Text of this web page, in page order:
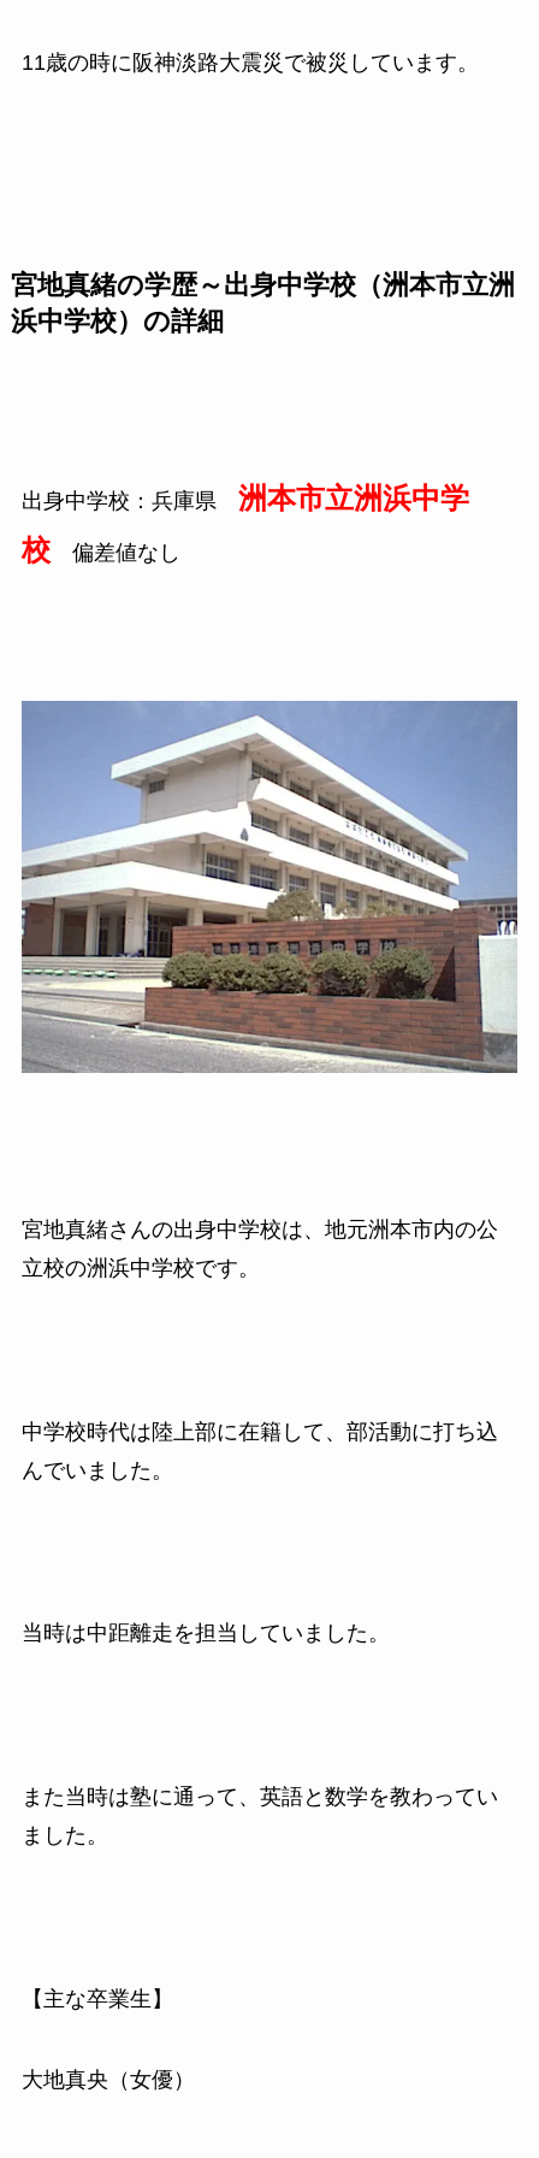
11歳の時に阪神淡路大震災で被災しています。
宮地真緒の学歴～出身中学校（洲本市立洲
浜中学校）の詳細
出身中学校：兵庫県 洲本市立洲浜中学
校偏差値なし
宮地真緒さんの出身中学校は、地元洲本市内の公
立校の洲浜中学校です。
中学校時代は陸上部に在籍して、部活動に打ち込
んでいました。
当時は中距離走を担当していました。
また当時は塾に通って、英語と数学を教わってい
ました。
【主な卒業生】
大地真央（女優）